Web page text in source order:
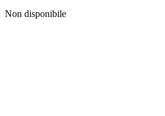
Non disponibile